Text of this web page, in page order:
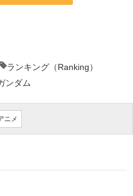
ランキング（Ranking）
ンダム
ニメ